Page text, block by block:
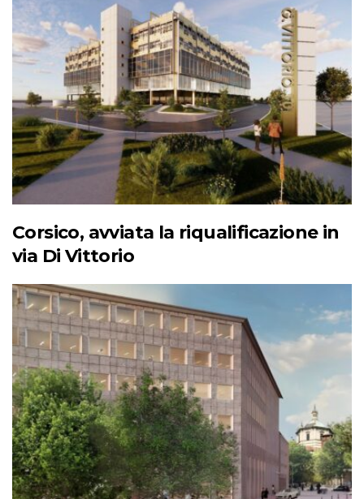
Corsico, avviata la riqualificazione in
via Di Vittorio